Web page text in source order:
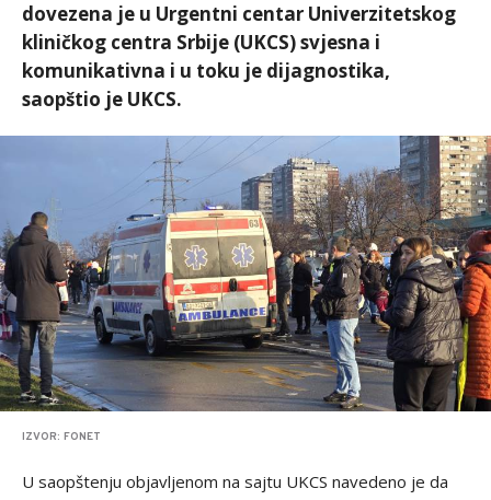
dovezena je u Urgentni centar Univerzitetskog
kliničkog centra Srbije (UKCS) svjesna i
komunikativna i u toku je dijagnostika,
saopštio je UKCS.
IZVOR: FONET
U saopštenju objavljenom na sajtu UKCS navedeno je da